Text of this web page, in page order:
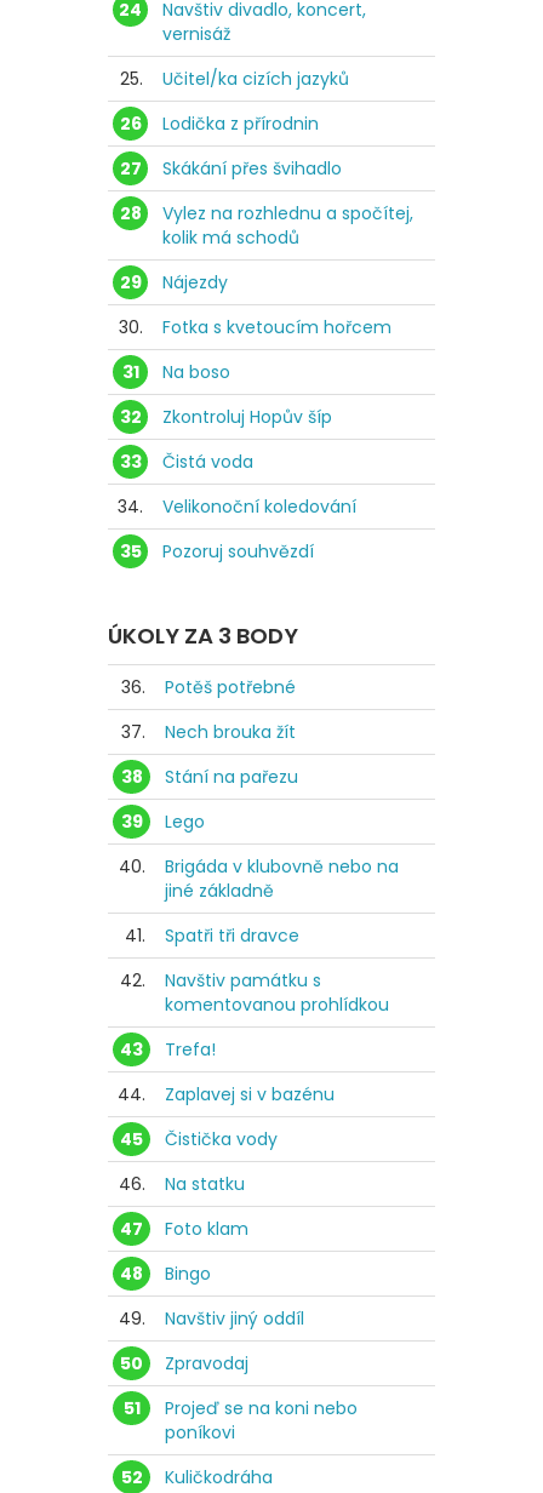
24
Navštiv divadlo, koncert,
vernisáž
25.
Učitel/ka cizích jazyků
26
Lodička z přírodnin
27
Skákání přes švihadlo
28
Vylez na rozhlednu a spočítej,
kolik má schodů
29
Nájezdy
30.
Fotka s kvetoucím hořcem
31
Na boso
32
Zkontroluj Hopův šíp
33
Čistá voda
34.
Velikonoční koledování
35
Pozoruj souhvězdí
ÚKOLY ZA 3 BODY
36.
Potěš potřebné
37.
Nech brouka žít
38
Stání na pařezu
39
Lego
40.
Brigáda v klubovně nebo na
jiné základně
41.
Spatři tři dravce
42.
Navštiv památku s
komentovanou prohlídkou
43
Trefa!
44.
Zaplavej si v bazénu
45
Čistička vody
46.
Na statku
47
Foto klam
48
Bingo
49.
Navštiv jiný oddíl
50
Zpravodaj
51
Projeď se na koni nebo
poníkovi
52
Kuličkodráha